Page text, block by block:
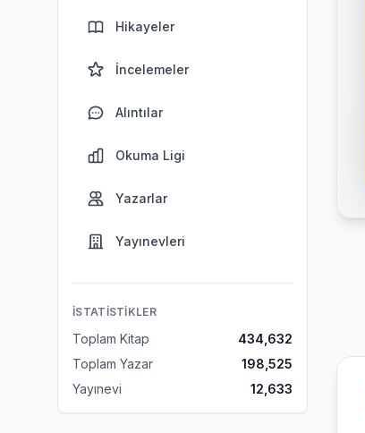
Hikayeler
İncelemeler
Alıntılar
Okuma Ligi
Yazarlar
Yayınevleri
İSTATISTIKLER
Toplam Kitap
434,632
Toplam Yazar
198,525
Yayınevi
12,633